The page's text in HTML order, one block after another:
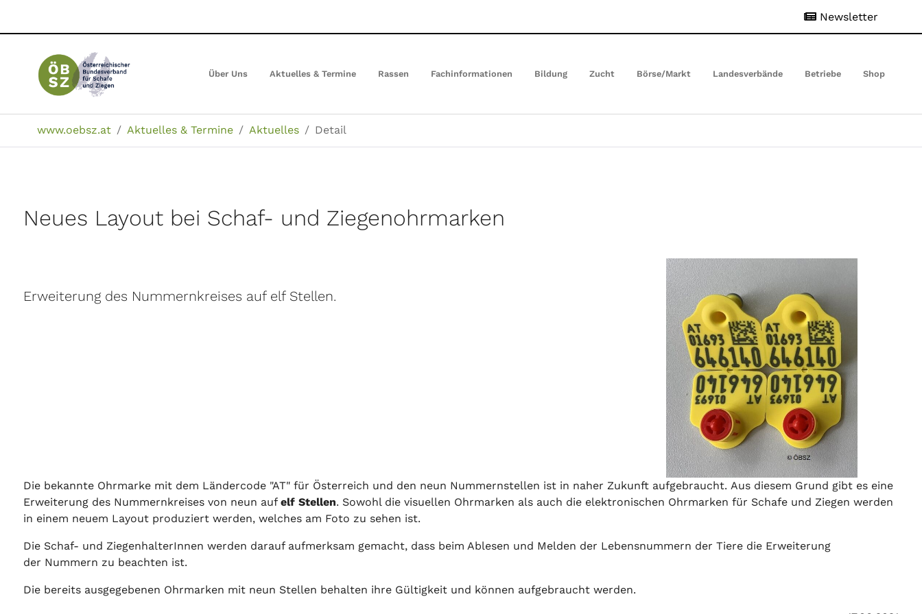
Newsletter
Über Uns Aktuelles & Termine Rassen Fachinformationen Bildung Zucht Börse/Markt Landesverbände Betriebe Shop
www.oebsz.at Aktuelles & Termine Aktuelles Detail
Neues Layout bei Schaf- und Ziegenohrmarken
Erweiterung des Nummernkreises auf elf Stellen.
Die bekannte Ohrmarke mit dem Ländercode "AT" für Österreich und den neun Nummernstellen ist in naher Zukunft aufgebraucht. Aus diesem Grund gibt es eine
Erweiterung des Nummernkreises von neun auf elf Stellen. Sowohl die visuellen Ohrmarken als auch die elektronischen Ohrmarken für Schafe und Ziegen werden
in einem neuem Layout produziert werden, welches am Foto zu sehen ist.
Die Schaf- und ZiegenhalterInnen werden darauf aufmerksam gemacht, dass beim Ablesen und Melden der Lebensnummern der Tiere die Erweiterung
der Nummern zu beachten ist.
Die bereits ausgegebenen Ohrmarken mit neun Stellen behalten ihre Gültigkeit und können aufgebraucht werden.